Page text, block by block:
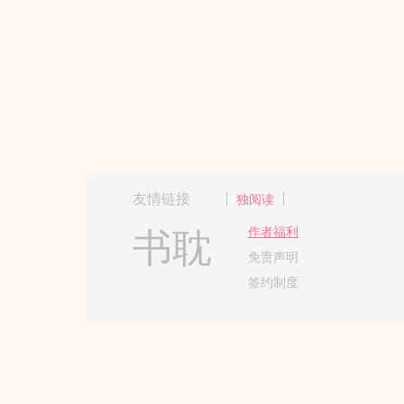
友情链接 独阅读
书耽
作者福利
免责声明
签约制度